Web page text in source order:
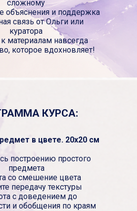
сложному
объяснения и поддержка
связь от Ольги или
куратора
материалам навсегда
которое вдохновляет!
КУРСА:
в цвете. 20x20 см
построению простого
предмета
со смешение цвета
передачу текстуры
с доведением до
и обобщения по краям